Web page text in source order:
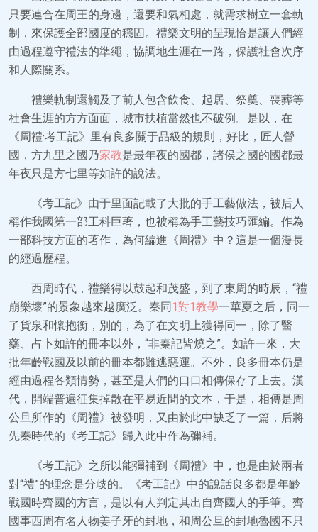
只要連合在周王的身邊，還要和氣相處，就需求樹立一套軌
制，來保護全部國度的穩固。禮樂文明的呈現恰是讓人們經
由過程遵守禮法的準繩，協調地生涯在一路，保護社會次序
和人際關系。
禮樂軌制還觸及了前人包含飲食、起居、祭奠、喪葬等
社會生涯的方方面面，城市扶植當然也不破例。是以，在
《周禮·考工記》里有良多關于品級的規則，好比，匠人營
國，方九里之國乃家教是最年夜的國都，諸侯之國的國都最
年夜只是方七里等如許的說法。
《考工記》由于里面記載了大批的手工藝做法，被后人
稱作我國第一部工科巨著，也被稱為手工藝技巧匯編。作為
一部科技方面的著作，為何編進《周禮》中？這是一個漫長
的經過歷程。
西周時代，禮樂得以鼓起和茂盛，到了東周的時辰，“禮
崩樂壞”的景象越來越廣泛。秦同1對1教學一華夏之后，同一
了貨泉和懷抱衡，別的，為了在文明上獲得同一，除了醫
藥、占卜如許的冊本以外，“非秦記皆燒之”。如許一來，大
批年齡戰國及以前的冊本都難逃惡運。不外，良多冊本仍是
經由過程各類情勢，甚至是人們的口口相傳保存了上去。漢
代，開端普遍征集掉散在平易近間的文本，于是，相傳是周
公旦所作的《周禮》被發明，又由於此中缺乏了一篇，后將
先秦時代的《考工記》歸入此中作為彌補。
《考工記》之所以能彌補到《周禮》中，也是由於兩者
對“禮”的理念是分歧的。《考工記》中的說話良多都是年齡
戰國時齊國的方言，是以有人判定其出自齊國人的手筆。齊
國事西周有名人物姜子牙的封地，和周公旦的封地魯國不只